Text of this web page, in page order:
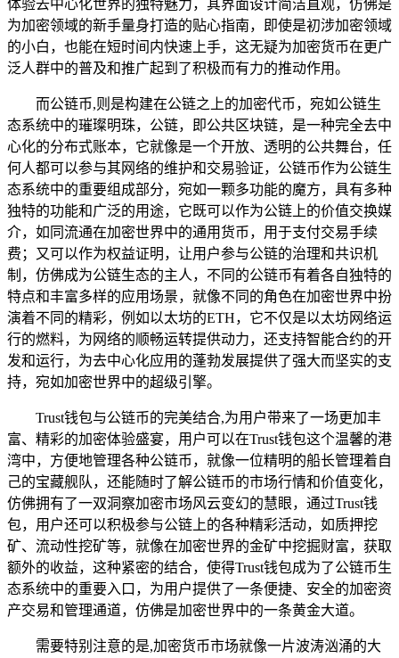
体验去中心化世界的独特魅力，其界面设计简洁直观，仿佛是
为加密领域的新手量身打造的贴心指南，即使是初涉加密领域
的小白，也能在短时间内快速上手，这无疑为加密货币在更广
泛人群中的普及和推广起到了积极而有力的推动作用。
而公链币,则是构建在公链之上的加密代币，宛如公链生
态系统中的璀璨明珠，公链，即公共区块链，是一种完全去中
心化的分布式账本，它就像是一个开放、透明的公共舞台，任
何人都可以参与其网络的维护和交易验证，公链币作为公链生
态系统中的重要组成部分，宛如一颗多功能的魔方，具有多种
独特的功能和广泛的用途，它既可以作为公链上的价值交换媒
介，如同流通在加密世界中的通用货币，用于支付交易手续
费；又可以作为权益证明，让用户参与公链的治理和共识机
制，仿佛成为公链生态的主人，不同的公链币有着各自独特的
特点和丰富多样的应用场景，就像不同的角色在加密世界中扮
演着不同的精彩，例如以太坊的ETH，它不仅是以太坊网络运
行的燃料，为网络的顺畅运转提供动力，还支持智能合约的开
发和运行，为去中心化应用的蓬勃发展提供了强大而坚实的支
持，宛如加密世界中的超级引擎。
Trust钱包与公链币的完美结合,为用户带来了一场更加丰
富、精彩的加密体验盛宴，用户可以在Trust钱包这个温馨的港
湾中，方便地管理各种公链币，就像一位精明的船长管理着自
己的宝藏舰队，还能随时了解公链币的市场行情和价值变化，
仿佛拥有了一双洞察加密市场风云变幻的慧眼，通过Trust钱
包，用户还可以积极参与公链上的各种精彩活动，如质押挖
矿、流动性挖矿等，就像在加密世界的金矿中挖掘财富，获取
额外的收益，这种紧密的结合，使得Trust钱包成为了公链币生
态系统中的重要入口，为用户提供了一条便捷、安全的加密资
产交易和管理通道，仿佛是加密世界中的一条黄金大道。
需要特别注意的是,加密货币市场就像一片波涛汹涌的大